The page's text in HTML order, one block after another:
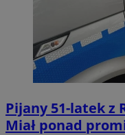
Pijany 51-latek z
Miał ponad